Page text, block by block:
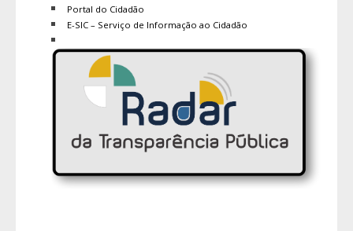
Portal do Cidadão
E-SIC – Serviço de Informação ao Cidadão